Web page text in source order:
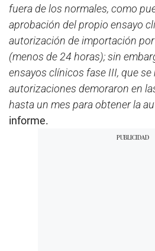
fuera de los normales, como
aprobación del propio ensayo
autorización de importación
(menos de 24 horas); sin
ensayos clínicos fase III, que se
autorizaciones demoraron en
hasta un mes para obtener la
informe.